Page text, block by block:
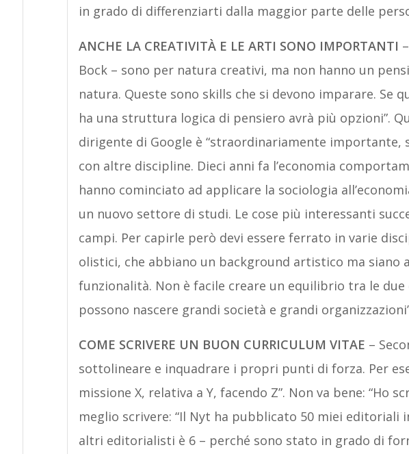
in grado di differenziarti dalla maggior parte delle
ANCHE LA CREATIVITÀ E LE ARTI SONO IMPORTANTI
Bock – sono per natura creativi, ma non hanno un
natura. Queste sono skills che si devono imparare. Se
ha una struttura logica di pensiero avrà più opzioni”.
dirigente di Google è “straordinariamente importante,
con altre discipline. Dieci anni fa l’economia
hanno cominciato ad applicare la sociologia
un nuovo settore di studi. Le cose più interessanti
campi. Per capirle però devi essere ferrato in varie
olistici, che abbiano un background artistico ma siano
funzionalità. Non è facile creare un equilibrio tra le due
possono nascere grandi società e grandi
COME SCRIVERE UN BUON CURRICULUM VITAE –
sottolineare e inquadrare i propri punti di forza. Per
missione X, relativa a Y, facendo Z”. Non va bene: “Ho
meglio scrivere: “Il Nyt ha pubblicato 50 miei editoriali
altri editorialisti è 6 – perché sono stato in grado di